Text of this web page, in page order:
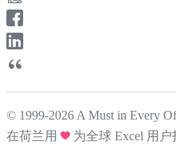
© 1999-2026 A Must in Every
在荷兰用
为全球 Excel 用户